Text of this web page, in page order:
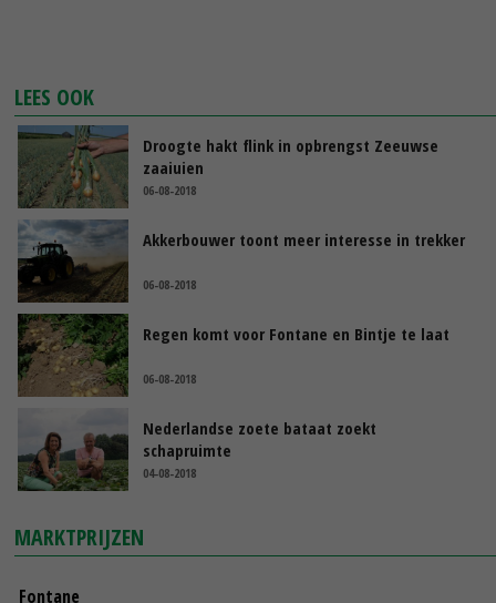
LEES OOK
Droogte hakt flink in opbrengst Zeeuwse
zaaiuien
06-08-2018
Akkerbouwer toont meer interesse in trekker
06-08-2018
Regen komt voor Fontane en Bintje te laat
06-08-2018
Nederlandse zoete bataat zoekt
schapruimte
04-08-2018
MARKTPRIJZEN
Fontane